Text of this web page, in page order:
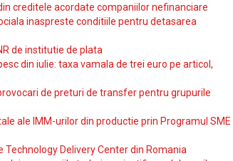
creditele acordate companiilor nefinanciare
inaspreste conditiile pentru detasarea
de institutie de plata
din iulie: taxa vamala de trei euro pe articol,
de preturi de transfer pentru grupurile
ale IMM-urilor din productie prin Programul SME
Delivery Center din Romania